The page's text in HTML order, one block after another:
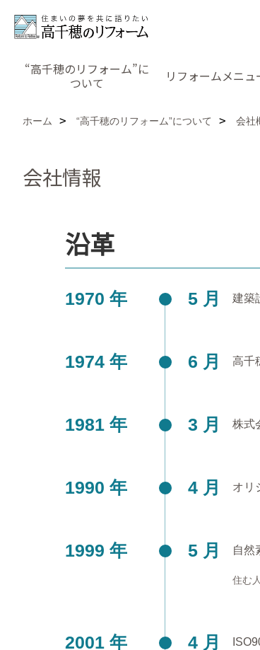
“高千穂のリフォーム”に
ついて
リフォームメニュ
ホーム “高千穂のリフォーム”について 会社
会社情報
沿革
1970 年 5 月 建築
1974 年 6 月 高千
1981 年 3 月 株式
1990 年 4 月 オリ
1999 年 5 月 自然
住む
2001 年 4 月